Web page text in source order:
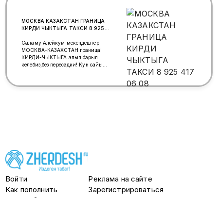
МОСКВА КАЗАКСТАН ГРАНИЦА
КИРДИ ЧЫКТЫГА ТАКСИ 8 925
Саламу Алейкум мекендештер!
МОСКВА-КАЗАХСТАН граница!
КИРДИ-ЧЫКТЫГА алып барып
келебиз,без пересадки! Кун сайын
what's app 8 925 417 06 08
Войти
Реклама на сайте
Как пополнить
Зарегистрироваться